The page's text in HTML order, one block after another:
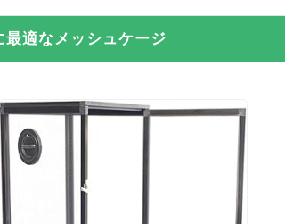
最適なメッシュケージ